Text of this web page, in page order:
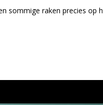
sommige raken precies op